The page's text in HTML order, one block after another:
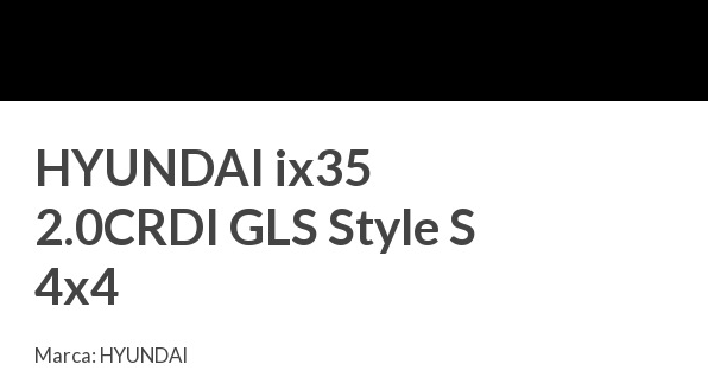
HYUNDAI ix35
2.0CRDI GLS Style S
4x4
Marca: HYUNDAI